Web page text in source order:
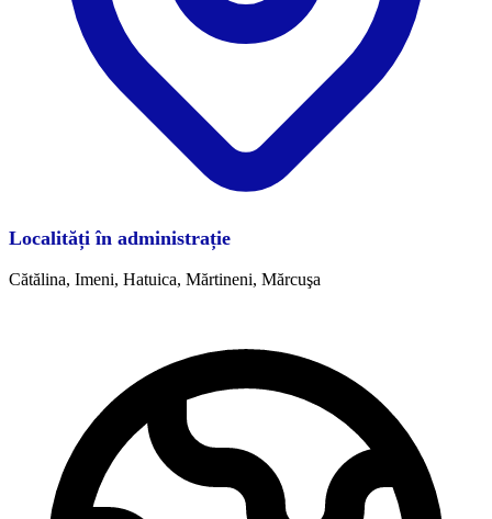
Localități în administrație
Cătălina, Imeni, Hatuica, Mărtineni, Mărcuşa